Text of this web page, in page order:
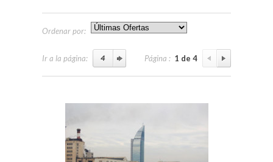
Ordenar por:
Ir a la página: Página : 1 de 4